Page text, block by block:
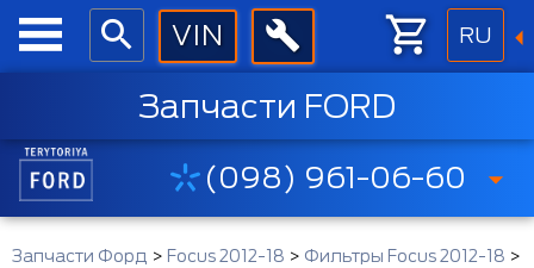
RU
Запчасти FORD
(098) 961-06-60
Запчасти Форд > Focus 2012-18 > Фильтры Focus 2012-18 >